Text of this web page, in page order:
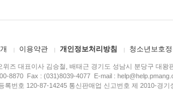
이용약관 개인정보처리방침 청소년보호
위즈 대표이사 김승철, 배태근 경기도 성남시 분당구 대왕
8870 Fax : (031)8039-4077 E-mail :
록번호 120-87-14245 통신판매업 신고번호 제 2010-경